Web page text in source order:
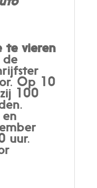
te vieren
de
Op 10
100
uur.